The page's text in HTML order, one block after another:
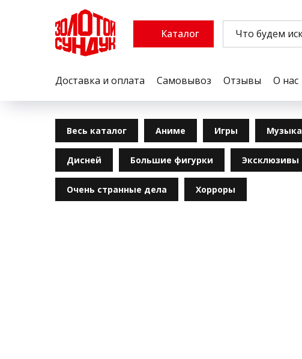
Каталог
Доставка и оплата Самовывоз Отзывы О нас
Весь каталог Аниме Игры Музыка
Дисней Большие фигурки Эксклюзивы
Очень странные дела Хорроры